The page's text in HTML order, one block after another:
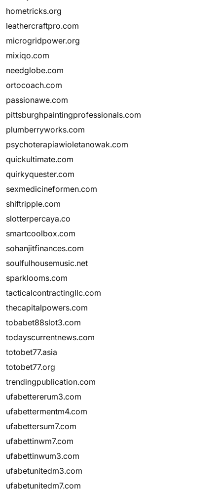
hometricks.org
leathercraftpro.com
microgridpower.org
mixiqo.com
needglobe.com
ortocoach.com
passionawe.com
pittsburghpaintingprofessionals.com
plumberryworks.com
psychoterapiawioletanowak.com
quickultimate.com
quirkyquester.com
sexmedicineformen.com
shiftripple.com
slotterpercaya.co
smartcoolbox.com
sohanjitfinances.com
soulfulhousemusic.net
sparklooms.com
tacticalcontractingllc.com
thecapitalpowers.com
tobabet88slot3.com
todayscurrentnews.com
totobet77.asia
totobet77.org
trendingpublication.com
ufabettererum3.com
ufabettermentm4.com
ufabettersum7.com
ufabettinwm7.com
ufabettinwum3.com
ufabetunitedm3.com
ufabetunitedm7.com